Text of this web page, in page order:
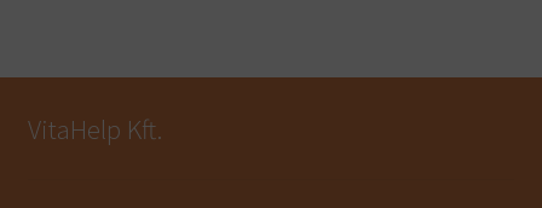
VitaHelp Kft.